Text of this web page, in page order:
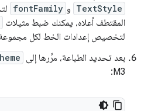
TextStyle و fontFamily
المقتطف أعلاه، يمكنك ضبط مثيلات
لتخصيص إعدادات الخط لكل
بعد تحديد الطباعة، مرِّرها إلى
M3: